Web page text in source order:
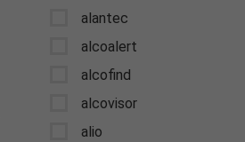
alantec
alcoalert
alcofind
alcovisor
alio